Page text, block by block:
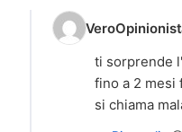
ti sorprende
fino a 2 mesi
si chiama